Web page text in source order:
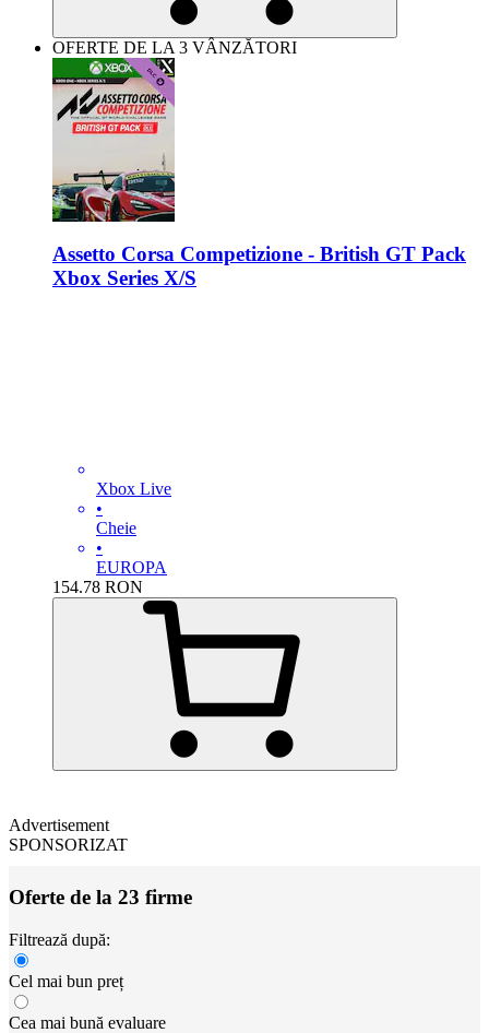
OFERTE DE LA 3 VÂNZĂTORI
Assetto Corsa Competizione - British GT Pack
Xbox Series X/S
Xbox Live
•
Cheie
•
EUROPA
154.78 RON
Advertisement
SPONSORIZAT
Oferte de la 23 firme
Filtrează după:
Cel mai bun preț
Cea mai bună evaluare